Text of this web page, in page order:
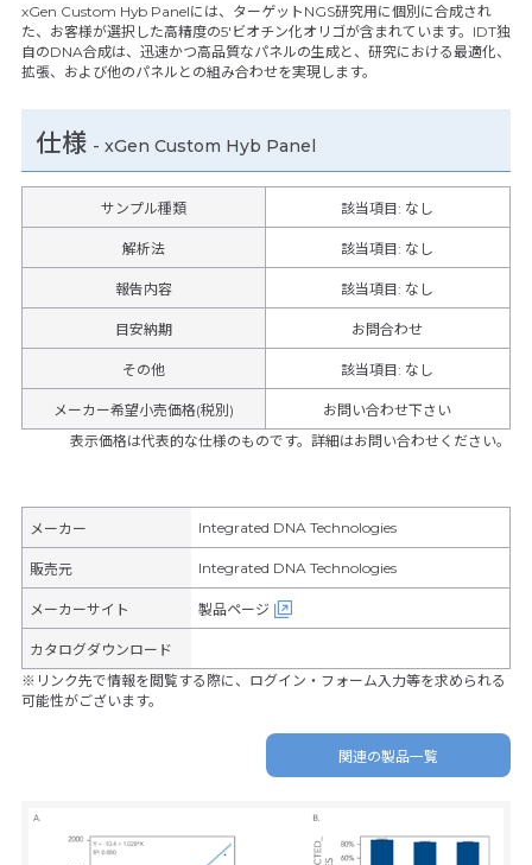
xGen Custom Hyb Panelには、ターゲットNGS研究用に個別に合成され
た、お客様が選択した高精度の5′ビオチン化オリゴが含まれています。IDT独
自のDNA合成は、迅速かつ高品質なパネルの生成と、研究における最適化、
拡張、および他のパネルとの組み合わせを実現します。
仕様 - xGen Custom Hyb Panel
サンプル種類 該当項目: なし
解析法 該当項目: なし
報告内容 該当項目: なし
目安納期 お問合わせ
その他 該当項目: なし
メーカー希望小売価格(税別)
お問い合わせ下さい
表示価格は代表的な仕様のものです。詳細はお問い合わせください。
メーカー Integrated DNA Technologies
販売元 Integrated DNA Technologies
メーカーサイト 製品ページ
カタログダウンロード
※リンク先で情報を閲覧する際に、ログイン・フォーム入力等を求められる
可能性がございます。
関連の製品一覧